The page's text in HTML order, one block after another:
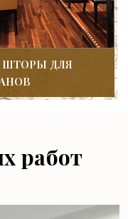
ДЛЯ
работ